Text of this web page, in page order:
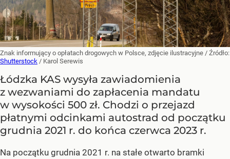
Znak informujący o opłatach drogowych w Polsce, zdjęcie ilustracyjne / Źródło:
Shutterstock / Karol Serewis
Łódzka KAS wysyła zawiadomienia
z wezwaniami do zapłacenia mandatu
w wysokości 500 zł. Chodzi o przejazd
płatnymi odcinkami autostrad od początku
grudnia 2021 r. do końca czerwca 2023 r.
Na początku grudnia 2021 r. na stałe otwarto bramki